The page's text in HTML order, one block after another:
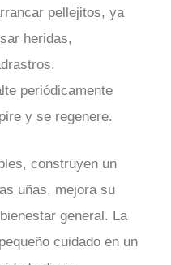
pellejitos, ya
heridas,
periódicamente
y se regenere.
construyen un
uñas, mejora su
general. La
cuidado en un